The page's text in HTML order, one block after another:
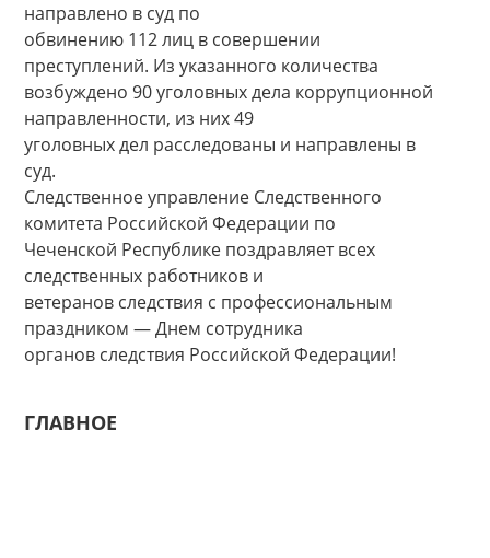
направлено в суд по
обвинению 112 лиц в совершении
преступлений. Из указанного количества
возбуждено 90 уголовных дела коррупционной
направленности, из них 49
уголовных дел расследованы и направлены в
суд.
Следственное управление Следственного
комитета Российской Федерации по
Чеченской Республике поздравляет всех
следственных работников и
ветеранов следствия с профессиональным
праздником — Днем сотрудника
органов следствия Российской Федерации!
ГЛАВНОЕ